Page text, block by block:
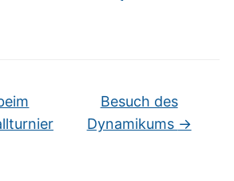
Besuch des
Dynamikums →